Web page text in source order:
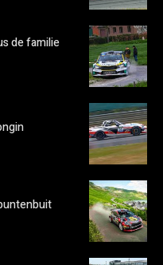
de familie